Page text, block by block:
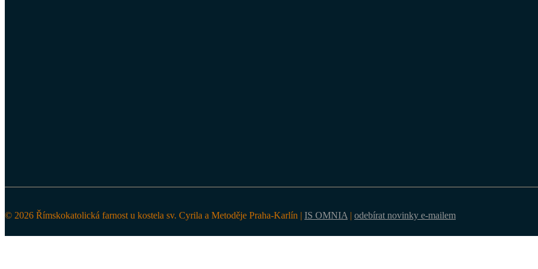
© 2026 Římskokatolická farnost u kostela sv. Cyrila a Metoděje Praha-Karlín | IS OMNIA | odebírat novinky e-mailem